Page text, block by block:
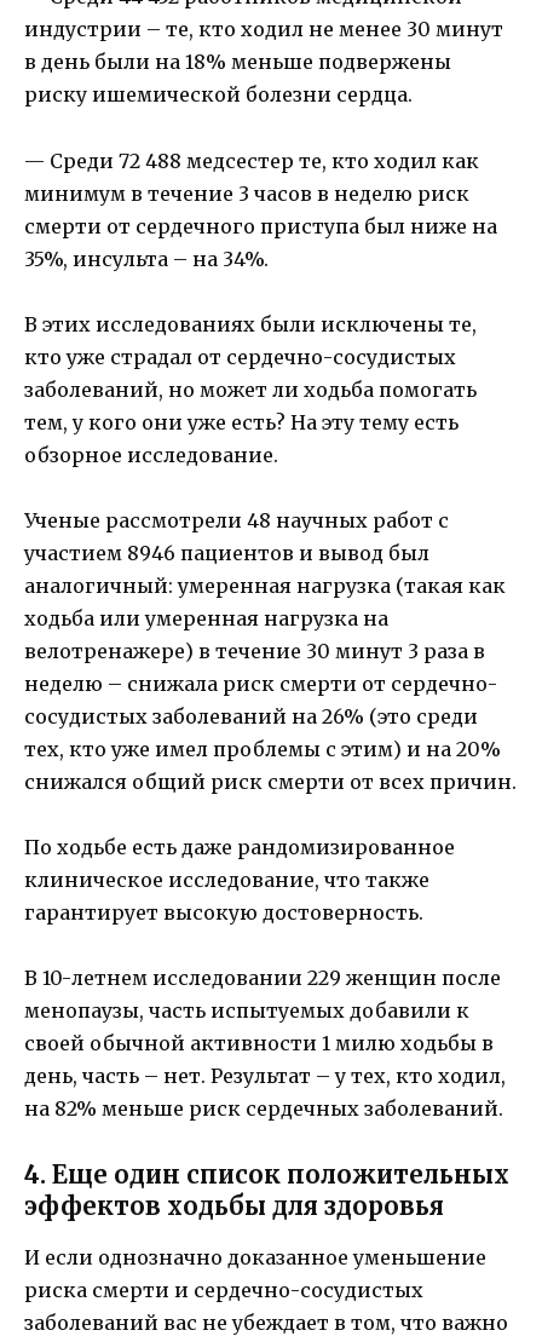
индустрии – те, кто ходил не менее 30 минут
в день были на 18% меньше подвержены
риску ишемической болезни сердца.
— Среди 72 488 медсестер те, кто ходил как
минимум в течение 3 часов в неделю риск
смерти от сердечного приступа был ниже на
35%, инсульта – на 34%.
В этих исследованиях были исключены те,
кто уже страдал от сердечно-сосудистых
заболеваний, но может ли ходьба помогать
тем, у кого они уже есть? На эту тему есть
обзорное исследование.
Ученые рассмотрели 48 научных работ с
участием 8946 пациентов и вывод был
аналогичный: умеренная нагрузка (такая как
ходьба или умеренная нагрузка на
велотренажере) в течение 30 минут 3 раза в
неделю – снижала риск смерти от сердечно-
сосудистых заболеваний на 26% (это среди
тех, кто уже имел проблемы с этим) и на 20%
снижался общий риск смерти от всех причин.
По ходьбе есть даже рандомизированное
клиническое исследование, что также
гарантирует высокую достоверность.
В 10-летнем исследовании 229 женщин после
менопаузы, часть испытуемых добавили к
своей обычной активности 1 милю ходьбы в
день, часть – нет. Результат – у тех, кто ходил,
на 82% меньше риск сердечных заболеваний.
4. Еще один список положительных
эффектов ходьбы для здоровья
И если однозначно доказанное уменьшение
риска смерти и сердечно-сосудистых
заболеваний вас не убеждает в том, что важно